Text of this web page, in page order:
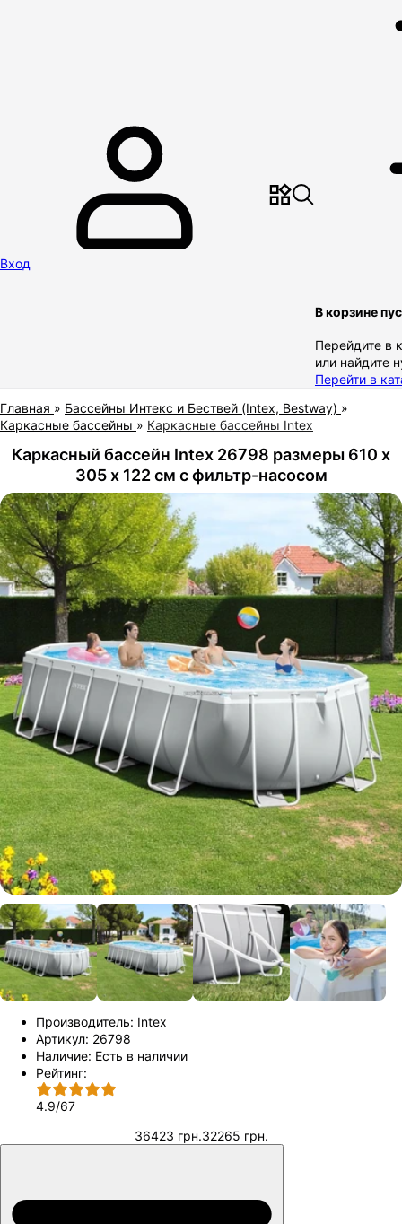
Вход
В корзине
Перейдите в
или найдите
Перейти в
Главная » Бассейны Интекс и Бествей (Intex, Bestway) »
Каркасные бассейны » Каркасные бассейны Intex
Каркасный бассейн Intex 26798 размеры 610 х
305 х 122 см с фильтр-насосом
Производитель: Intex
Артикул: 26798
Наличие: Есть в наличии
Рейтинг:
4.9/67
36423 грн.32265 грн.